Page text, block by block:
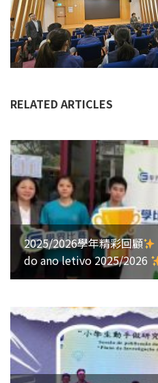
RELATED ARTICLES
2025/2026學年精彩回顧
do ano letivo 2025/2026